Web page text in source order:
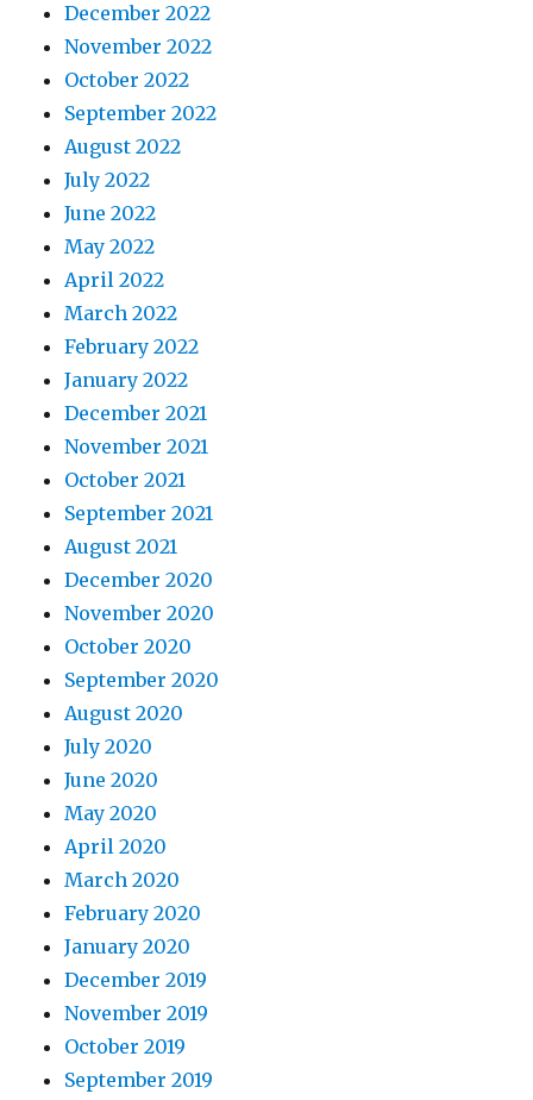
December 2022
November 2022
October 2022
September 2022
August 2022
July 2022
June 2022
May 2022
April 2022
March 2022
February 2022
January 2022
December 2021
November 2021
October 2021
September 2021
August 2021
December 2020
November 2020
October 2020
September 2020
August 2020
July 2020
June 2020
May 2020
April 2020
March 2020
February 2020
January 2020
December 2019
November 2019
October 2019
September 2019